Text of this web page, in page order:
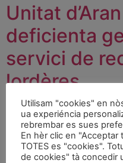
Unitat
deficienta
servici de
lordères
Utilisam "cookies" en
ua experiéncia
rebrembar es sues
En hèr clic en
TOTES es "cookies".
de cookies" tà concedir